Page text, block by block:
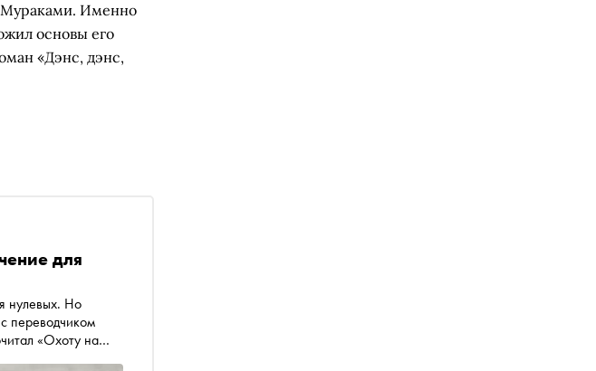
Мураками. Именно
основы его
«Дэнс, дэнс,
для
нулевых. Но
переводчиком
«Охоту на